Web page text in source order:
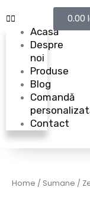
Acasă
Despre
noi
Produse
Blog
Comandă
Contact
0.00
Home / Sumane /